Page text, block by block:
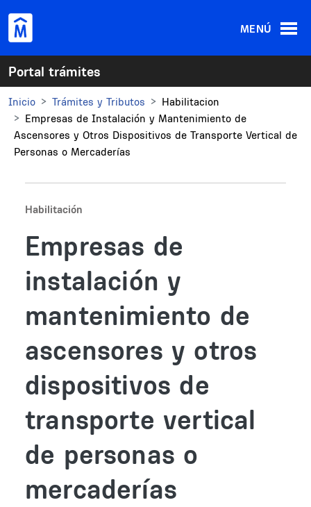
MENÚ
Portal trámites
Inicio Trámites y Tributos
Habilitacion
Empresas de Instalación y Mantenimiento de
Ascensores y Otros Dispositivos de Transporte Vertical de
Personas o Mercaderías
Habilitación
Empresas de
instalación y
mantenimiento de
ascensores y otros
dispositivos de
transporte vertical
de personas o
mercaderías